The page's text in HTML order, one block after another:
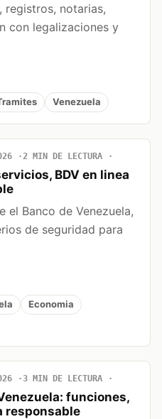
registros, notarias,
con legalizaciones y
Venezuela
2 MIN DE LECTURA
BDV en linea
el Banco de Venezuela,
de seguridad para
Economia
3 MIN DE LECTURA
funciones,
responsable